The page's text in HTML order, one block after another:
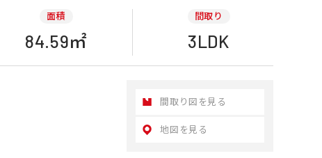
面積
84.59㎡
間取り
3LDK
間取り図を見る
地図を見る